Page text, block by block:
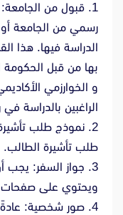
1. قبول من
رسمي من الجامعة أو
الدراسة فيها. هذا
بها من قبل الحكومة
و الخوارزمي
الراغبين بالدراسة في
2. نموذج طلب
طلب تأشيرة الطالب.
3. جواز السفر:
ويحتوي على صفحات
4. صور شخصية: